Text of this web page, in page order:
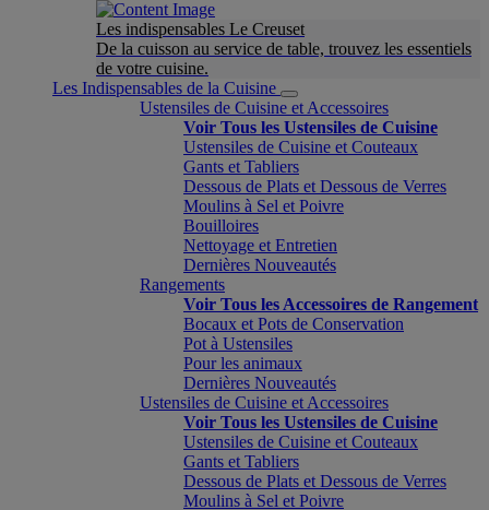
Les indispensables Le Creuset
De la cuisson au service de table, trouvez les essentiels
de votre cuisine.
Les Indispensables de la Cuisine
Ustensiles de Cuisine et Accessoires
Voir Tous les Ustensiles de Cuisine
Ustensiles de Cuisine et Couteaux
Gants et Tabliers
Dessous de Plats et Dessous de Verres
Moulins à Sel et Poivre
Bouilloires
Nettoyage et Entretien
Dernières Nouveautés
Rangements
Voir Tous les Accessoires de Rangement
Bocaux et Pots de Conservation
Pot à Ustensiles
Pour les animaux
Dernières Nouveautés
Ustensiles de Cuisine et Accessoires
Voir Tous les Ustensiles de Cuisine
Ustensiles de Cuisine et Couteaux
Gants et Tabliers
Dessous de Plats et Dessous de Verres
Moulins à Sel et Poivre